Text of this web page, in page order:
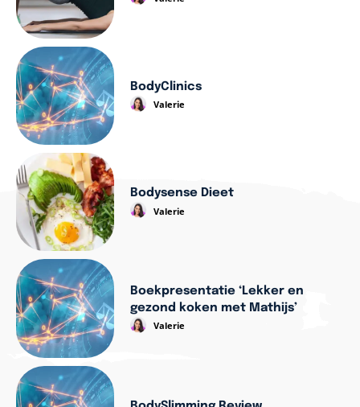
BodyClinics
Valerie
Bodysense Dieet
Valerie
Boekpresentatie ‘Lekker en
gezond koken met Mathijs’
Valerie